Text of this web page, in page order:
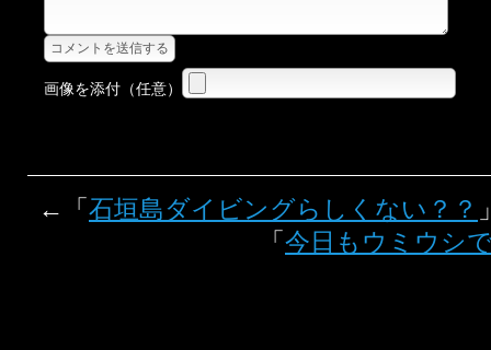
画像を添付（任意）
←「石垣島ダイビングらしくない？？
「今日もウミウシ